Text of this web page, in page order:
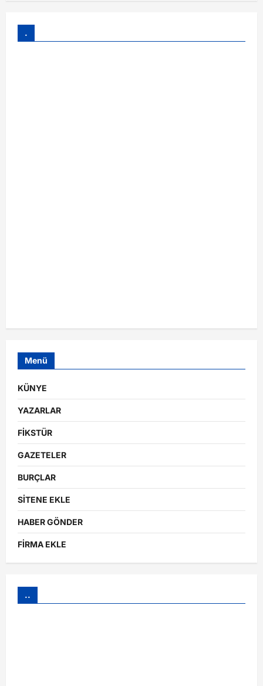
.
Menü
KÜNYE
YAZARLAR
FİKSTÜR
GAZETELER
BURÇLAR
SİTENE EKLE
HABER GÖNDER
FİRMA EKLE
..